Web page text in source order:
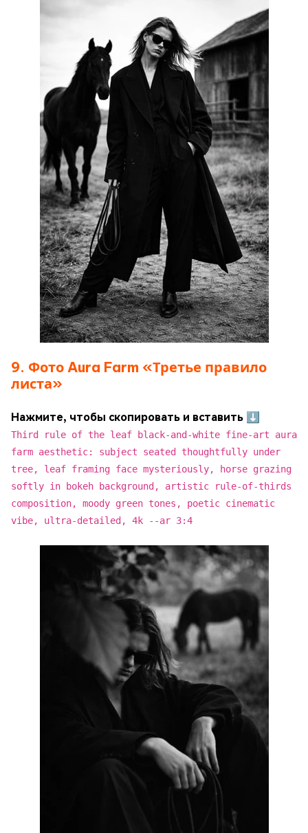
9. Фото Aura Farm «Третье правило
листа»
Нажмите, чтобы скопировать и вставить ⬇
Third rule of the leaf black-and-white fine-art aura
farm aesthetic: subject seated thoughtfully under
tree, leaf framing face mysteriously, horse grazing
softly in bokeh background, artistic rule-of-thirds
composition, moody green tones, poetic cinematic
vibe, ultra-detailed, 4k --ar 3:4